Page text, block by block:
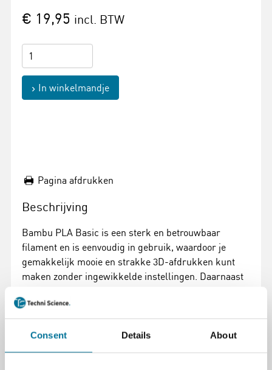
Consent Details About
€ 19,95 incl. BTW
In winkelmandje
Pagina afdrukken
Beschrijving
Bambu PLA Basic is een sterk en betrouwbaar
filament en is eenvoudig in gebruik, waardoor je
gemakkelijk mooie en strakke 3D-afdrukken kunt
maken zonder ingewikkelde instellingen. Daarnaast
al opgeslagen in een kleine RFID-chip op het
filament. Deze chip wordt automatisch gelezen door
het Bambu Lab 3D-printersysteem (AMS), zodat je
meteen kunt beginnen met printen zonder zelf